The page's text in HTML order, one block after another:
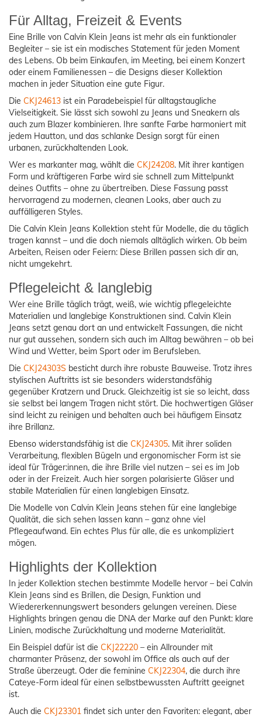
Für Alltag, Freizeit & Events
Eine Brille von Calvin Klein Jeans ist mehr als ein funktionaler
Begleiter – sie ist ein modisches Statement für jeden Moment
des Lebens. Ob beim Einkaufen, im Meeting, bei einem Konzert
oder einem Familienessen – die Designs dieser Kollektion
machen in jeder Situation eine gute Figur.
Die CKJ24613 ist ein Paradebeispiel für alltagstaugliche
Vielseitigkeit. Sie lässt sich sowohl zu Jeans und Sneakern als
auch zum Blazer kombinieren. Ihre sanfte Farbe harmoniert mit
jedem Hautton, und das schlanke Design sorgt für einen
urbanen, zurückhaltenden Look.
Wer es markanter mag, wählt die CKJ24208. Mit ihrer kantigen
Form und kräftigeren Farbe wird sie schnell zum Mittelpunkt
deines Outfits – ohne zu übertreiben. Diese Fassung passt
hervorragend zu modernen, cleanen Looks, aber auch zu
auffälligeren Styles.
Die Calvin Klein Jeans Kollektion steht für Modelle, die du täglich
tragen kannst – und die doch niemals alltäglich wirken. Ob beim
Arbeiten, Reisen oder Feiern: Diese Brillen passen sich dir an,
nicht umgekehrt.
Pflegeleicht & langlebig
Wer eine Brille täglich trägt, weiß, wie wichtig pflegeleichte
Materialien und langlebige Konstruktionen sind. Calvin Klein
Jeans setzt genau dort an und entwickelt Fassungen, die nicht
nur gut aussehen, sondern sich auch im Alltag bewähren – ob bei
Wind und Wetter, beim Sport oder im Berufsleben.
Die CKJ24303S besticht durch ihre robuste Bauweise. Trotz ihres
stylischen Auftritts ist sie besonders widerstandsfähig
gegenüber Kratzern und Druck. Gleichzeitig ist sie so leicht, dass
sie selbst bei langem Tragen nicht stört. Die hochwertigen Gläser
sind leicht zu reinigen und behalten auch bei häufigem Einsatz
ihre Brillanz.
Ebenso widerstandsfähig ist die CKJ24305. Mit ihrer soliden
Verarbeitung, flexiblen Bügeln und ergonomischer Form ist sie
ideal für Träger:innen, die ihre Brille viel nutzen – sei es im Job
oder in der Freizeit. Auch hier sorgen polarisierte Gläser und
stabile Materialien für einen langlebigen Einsatz.
Die Modelle von Calvin Klein Jeans stehen für eine langlebige
Qualität, die sich sehen lassen kann – ganz ohne viel
Pflegeaufwand. Ein echtes Plus für alle, die es unkompliziert
mögen.
Highlights der Kollektion
In jeder Kollektion stechen bestimmte Modelle hervor – bei Calvin
Klein Jeans sind es Brillen, die Design, Funktion und
Wiedererkennungswert besonders gelungen vereinen. Diese
Highlights bringen genau die DNA der Marke auf den Punkt: klare
Linien, modische Zurückhaltung und moderne Materialität.
Ein Beispiel dafür ist die CKJ22220 – ein Allrounder mit
charmanter Präsenz, der sowohl im Office als auch auf der
Straße überzeugt. Oder die feminine CKJ22304, die durch ihre
Cateye-Form ideal für einen selbstbewussten Auftritt geeignet
ist.
Auch die CKJ23301 findet sich unter den Favoriten: elegant, aber